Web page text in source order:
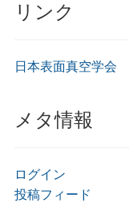
リンク
日本表面真空学会
メタ情報
ログイン
投稿フィード